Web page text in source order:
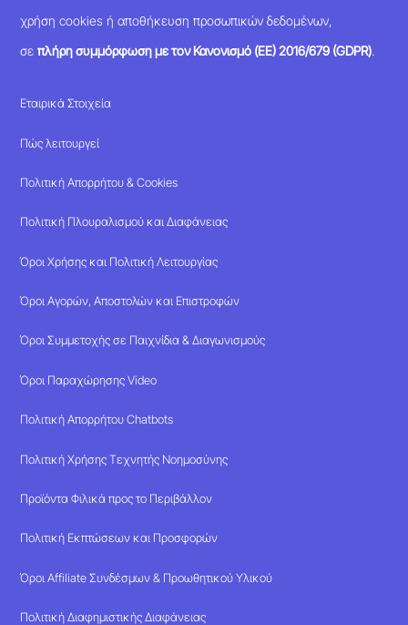
χρήση cookies ή αποθήκευση προσωπικών δεδομένων,
σεπλήρη συμμόρφωση με τον Κανονισμό (ΕΕ) 2016/679 (GDPR).
Εταιρικά Στοιχεία
Πώς λειτουργεί
Πολιτική Απορρήτου & Cookies
Πολιτική Πλουραλισμού και Διαφάνειας
Όροι Χρήσης και Πολιτική Λειτουργίας
Όροι Αγορών, Αποστολών και Επιστροφών
Όροι Συμμετοχής σε Παιχνίδια & Διαγωνισμούς
Όροι Παραχώρησης Video
Πολιτική Απορρήτου Chatbots
Πολιτική Χρήσης Τεχνητής Νοημοσύνης
Προϊόντα Φιλικά προς το Περιβάλλον
Πολιτική Εκπτώσεων και Προσφορών
Όροι Affiliate Συνδέσμων & Προωθητικού Υλικού
Πολιτική Διαφημιστικής Διαφάνειας